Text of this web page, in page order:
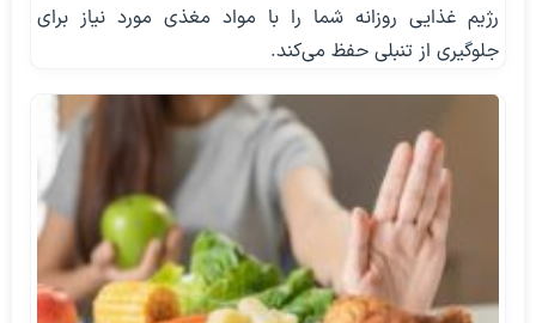
رژیم غذایی روزانه شما را با مواد مغذی مورد نیاز برای
جلوگیری از تنبلی حفظ می‌کند.